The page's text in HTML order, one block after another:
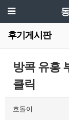
후기게시판
방콕 유흥
클릭
호돌이